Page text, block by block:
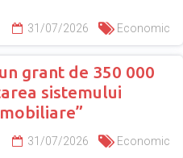
31/07/2026 Economic
grant de 350 000
sistemului
31/07/2026 Economic